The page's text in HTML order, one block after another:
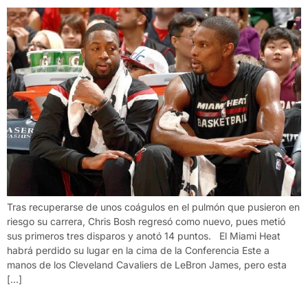
Tras recuperarse de unos coágulos en el pulmón que pusieron en
riesgo su carrera, Chris Bosh regresó como nuevo, pues metió
sus primeros tres disparos y anotó 14 puntos. El Miami Heat
habrá perdido su lugar en la cima de la Conferencia Este a
manos de los Cleveland Cavaliers de LeBron James, pero esta
[…]